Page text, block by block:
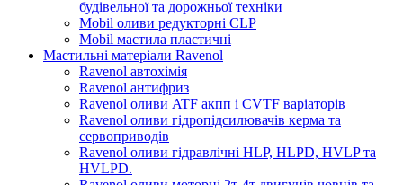
будівельної та дорожньої техніки
Mobil оливи редукторні CLP
Mobil мастила пластичні
Мастильні матеріали Ravenol
Ravenol автохімія
Ravenol антифриз
Ravenol оливи ATF акпп і CVTF варіаторів
Ravenol оливи гідропідсилювачів керма та
сервоприводів
Ravenol оливи гідравлічні HLP, HLPD, HVLP та
HVLPD.